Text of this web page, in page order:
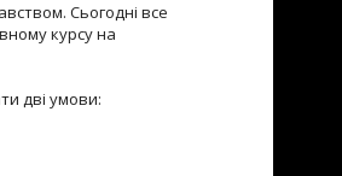
Сьогодні все
курсу на
дві умови: